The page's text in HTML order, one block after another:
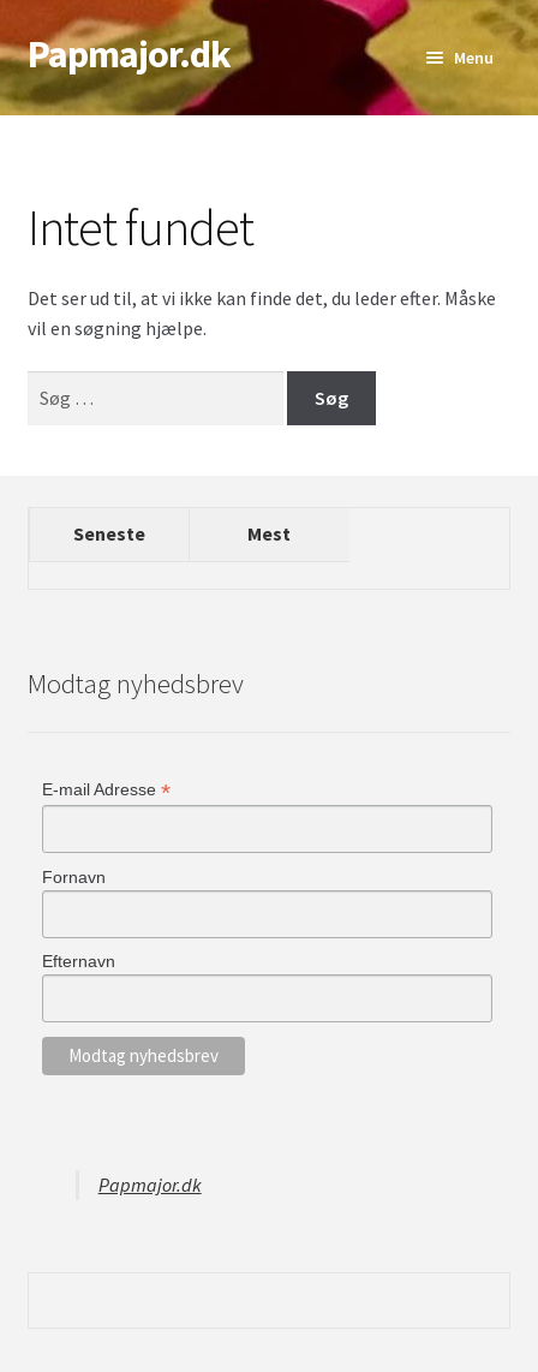
Spring
til
navigation
Spring
til
indhold
Papmajor.dk Menu
Alder
Udfold
Sværhedsgrad
Antal Spillere
Udfold
Bedste Antal
Intet fundet
Det ser ud til, at vi ikke kan finde det, du leder efter. Måske
vil en søgning hjælpe.
efter:
Seneste Mest
Modtag nyhedsbrev
E-mail Adresse *
Fornavn
Efternavn
Papmajor.dk